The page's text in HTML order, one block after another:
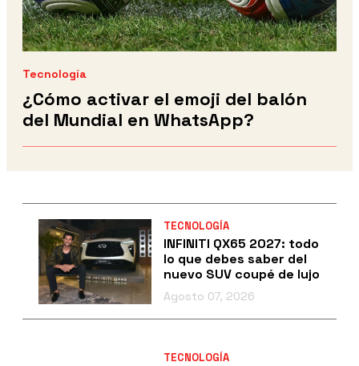
Tecnología
¿Cómo activar el emoji del balón
del Mundial en WhatsApp?
TECNOLOGÍA
INFINITI QX65 2027: todo
lo que debes saber del
nuevo SUV coupé de lujo
Agosto 07, 2026
TECNOLOGÍA